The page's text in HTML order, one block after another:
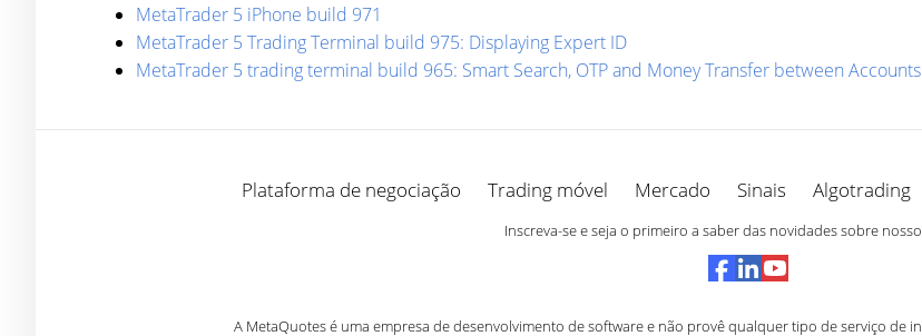
MetaTrader 5 iPhone build 971
MetaTrader 5 Trading Terminal build 975: Displaying Expert ID
MetaTrader 5 trading terminal build 965: Smart Search, OTP and Money Transfer between Accounts
Plataforma de negociação Trading móvel Mercado Sinais Algotrading
Inscreva-se e seja o primeiro a saber das novidades sobre
A MetaQuotes é uma empresa de desenvolvimento de software e não provê qualquer tipo de serviço de